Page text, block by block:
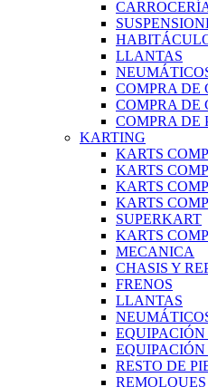
LLANTAS
COMPRA DE
COMPRA DE
COMPRA DE
KARTING
KARTS
KARTS
KARTS
KARTS
SUPERKART
KARTS
MECANICA
CHASIS Y
FRENOS
LLANTAS
EQUIPACIÓN
RESTO DE
REMOLQUES